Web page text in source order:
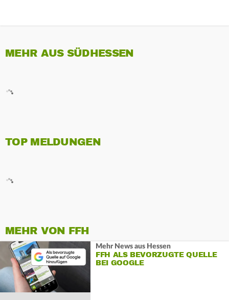
MEHR AUS SÜDHESSEN
TOP MELDUNGEN
MEHR VON FFH
Mehr News aus Hessen
FFH ALS BEVORZUGTE QUELLE
BEI GOOGLE